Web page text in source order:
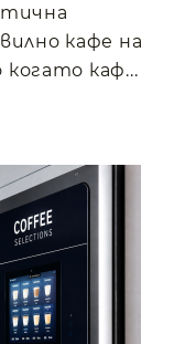
кафе на
когато каф...